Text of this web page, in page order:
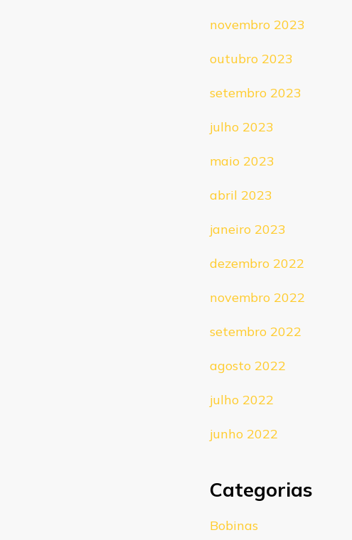
novembro 2023
outubro 2023
setembro 2023
julho 2023
maio 2023
abril 2023
janeiro 2023
dezembro 2022
novembro 2022
setembro 2022
agosto 2022
julho 2022
junho 2022
Categorias
Bobinas